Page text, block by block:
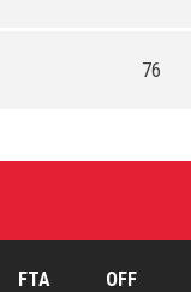
76
FTA OFF